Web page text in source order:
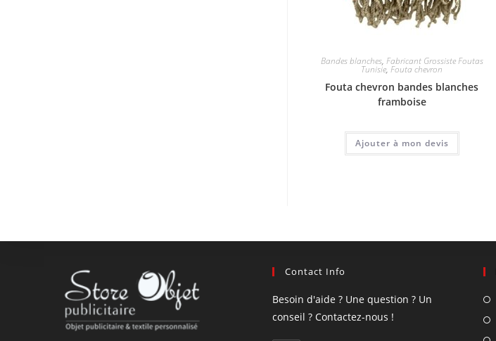
Bandes blanches, Fabricant Grossiste Foutas
Tunisie,Fouta chevron
Fouta chevron bandes blanches
framboise
Ajouter à mon devis
Contact Info
Besoin d'aide ? Une question ? Un
conseil ? Contactez-nous !